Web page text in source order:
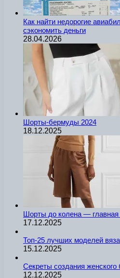
Как найти недорогие
сэкономить деньги
28.04.2026
Шорты-бермуды 2024
18.12.2025
Шорты до колена — главная
17.12.2025
Топ-25 лучших моделей
15.12.2025
Секреты создания женского
12.12.2025